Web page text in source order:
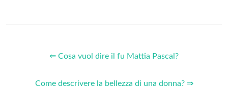
⇐ Cosa vuol dire il fu Mattia Pascal?
Come descrivere la bellezza di una donna? ⇒